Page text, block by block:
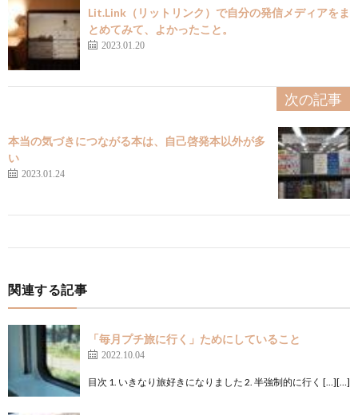
Lit.Link（リットリンク）で自分の発信メディアをま
とめてみて、よかったこと。
2023.01.20
次の記事
本当の気づきにつながる本は、自己啓発本以外が多
い
2023.01.24
関連する記事
「毎月プチ旅に行く」ためにしていること
2022.10.04
目次 1. いきなり旅好きになりました 2. 半強制的に行く […][…]